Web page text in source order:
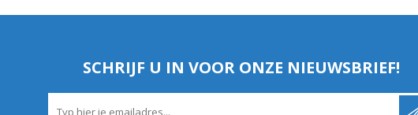
SCHRIJF U IN VOOR ONZE NIEUWSBRIEF!